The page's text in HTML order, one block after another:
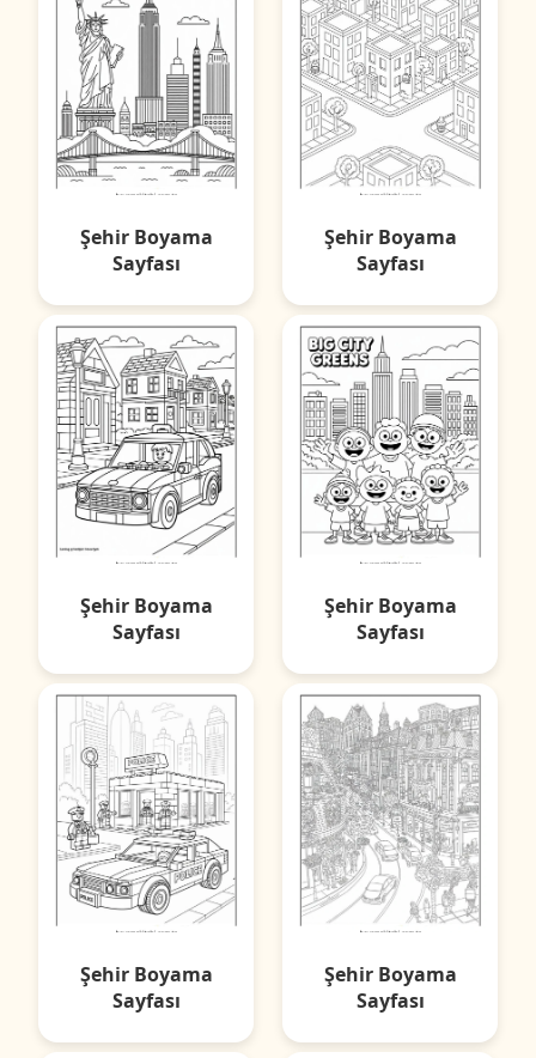
Şehir Boyama
Sayfası
Şehir Boyama
Sayfası
Şehir Boyama
Sayfası
Şehir Boyama
Sayfası
Şehir Boyama
Sayfası
Şehir Boyama
Sayfası